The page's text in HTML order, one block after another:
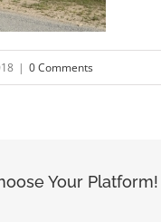
| 0 Comments
Your Platform!